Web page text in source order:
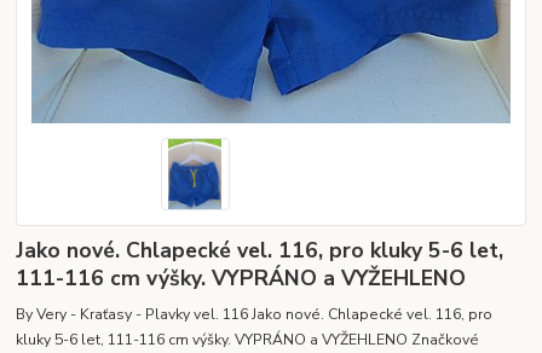
Jako nové. Chlapecké vel. 116, pro kluky 5-6 let,
111-116 cm výšky. VYPRÁNO a VYŽEHLENO
By Very - Kraťasy - Plavky vel. 116 Jako nové. Chlapecké vel. 116, pro
kluky 5-6 let, 111-116 cm výšky. VYPRÁNO a VYŽEHLENO Značkové